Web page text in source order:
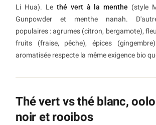
Li Hua). Le thé vert à la menthe (style
Gunpowder et menthe nanah.
populaires : agrumes (citron, bergamote),
fruits (fraise, pêche), épices
aromatisée respecte la même exigence bio
Thé vert vs thé blanc,
noir et rooibos